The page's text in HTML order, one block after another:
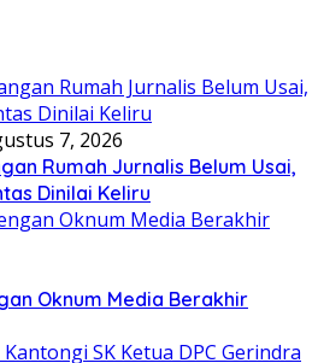
7, 2026
Rumah Jurnalis Belum Usai,
Dinilai Keliru
Oknum Media Berakhir